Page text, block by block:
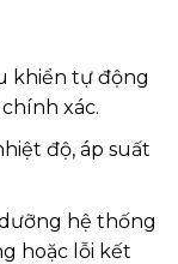
khiển tự động
xác.
độ, áp suất
hệ thống
hoặc lỗi kết